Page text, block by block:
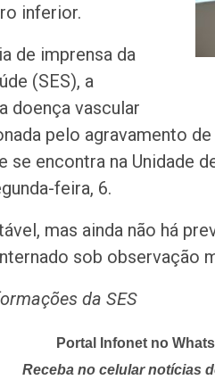
inferior.
de imprensa da
(SES), a
doença vascular
pelo agravamento
se encontra na Unidade
feira, 6.
mas ainda não há
sob observação
da SES
Portal Infonet no
Receba no celular notícias